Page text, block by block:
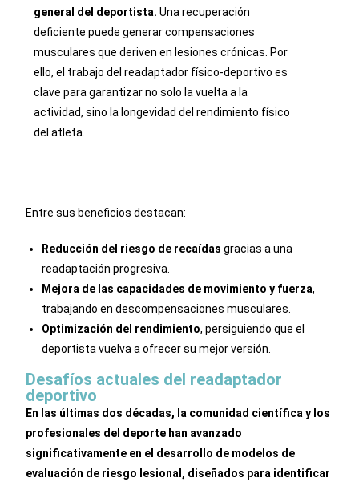
general del deportista. Una recuperación
deficiente puede generar compensaciones
musculares que deriven en lesiones crónicas. Por
ello, el trabajo del readaptador físico-deportivo es
clave para garantizar no solo la vuelta a la
actividad, sino la longevidad del rendimiento físico
del atleta.
Entre sus beneficios destacan:
Reducción del riesgo de recaídas gracias a una
readaptación progresiva.
Mejora de las capacidades de movimiento y fuerza,
trabajando en descompensaciones musculares.
Optimización del rendimiento, persiguiendo que el
deportista vuelva a ofrecer su mejor versión.
Desafíos actuales del readaptador
deportivo
En las últimas dos décadas, la comunidad científica y los
profesionales del deporte han avanzado
significativamente en el desarrollo de modelos de
evaluación de riesgo lesional, diseñados para identificar